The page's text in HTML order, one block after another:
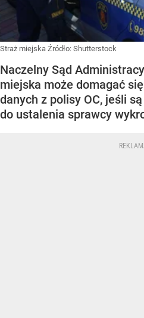
Straż miejska Źródło: Shutterstock
Naczelny Sąd
miejska może domagać
danych z polisy OC, jeśli
do ustalenia sprawcy